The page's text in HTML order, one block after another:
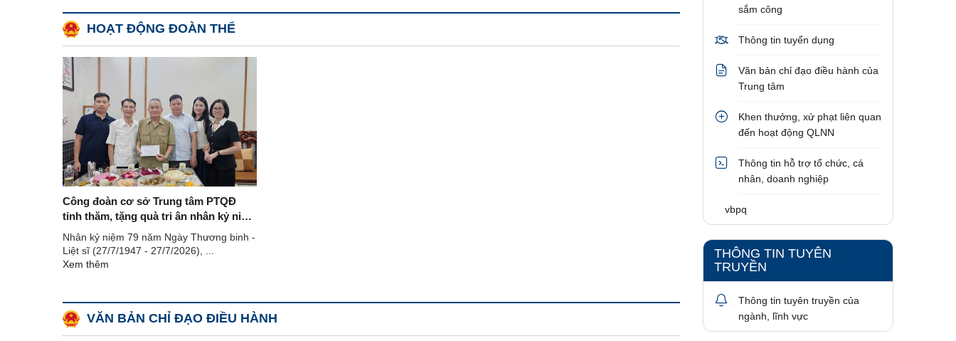
HOẠT ĐỘNG ĐOÀN THỂ
Công đoàn cơ sở Trung tâm PTQĐ
tỉnh thăm, tặng quà tri ân nhân kỷ niệm
79 năm ngày thương binh - liệt sĩ
(27/7/1947 - 27/7/2026)
Nhân kỷ niệm 79 năm Ngày Thương binh -
Liệt sĩ (27/7/1947 - 27/7/2026), ...
Xem thêm
VĂN BẢN CHỈ ĐẠO ĐIỀU HÀNH
sắm công
Thông tin tuyển dụng
Văn bản chỉ đạo điều hành của
Trung tâm
Khen thưởng, xử phạt liên quan
đến hoạt động QLNN
Thông tin hỗ trợ tổ chức, cá
nhân, doanh nghiệp
vbpq
THÔNG TIN TUYÊN
TRUYỀN
Thông tin tuyên truyền của
ngành, lĩnh vực